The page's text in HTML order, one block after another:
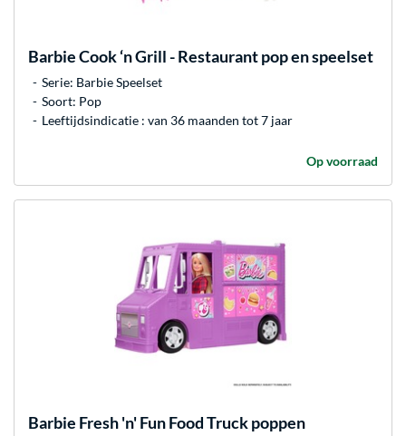
BarbieCook ‘n Grill - Restaurant pop en speelset
Serie: Barbie Speelset
Soort: Pop
Leeftijdsindicatie : van 36 maanden tot 7 jaar
Op voorraad
Barbie Fresh 'n' Fun Food Truck poppen